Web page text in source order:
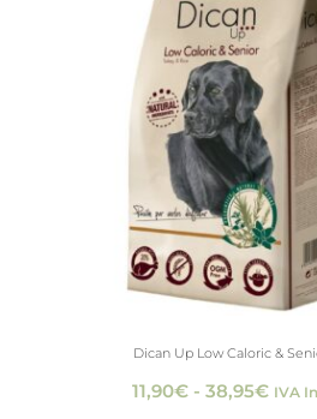
Dican Up Low Caloric &
11,90€ - 38,95€ IVA